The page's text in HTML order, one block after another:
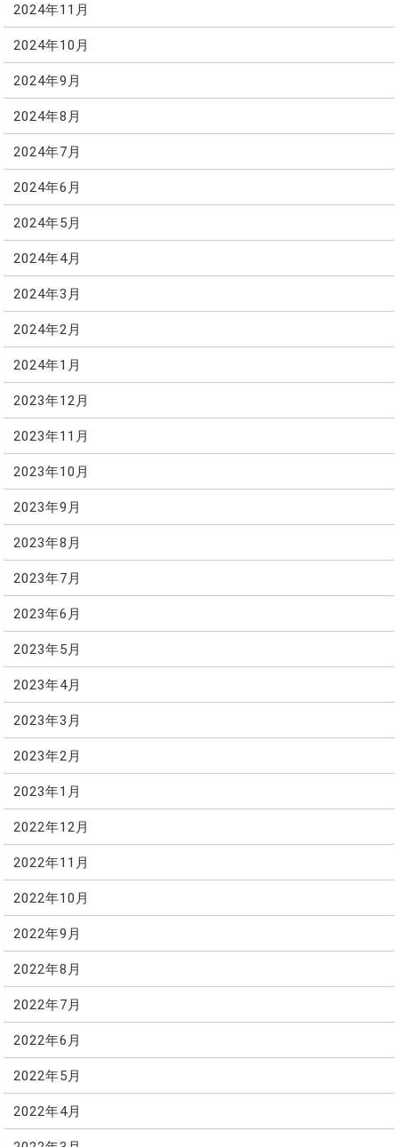
2024年11月
2024年10月
2024年9月
2024年8月
2024年7月
2024年6月
2024年5月
2024年4月
2024年3月
2024年2月
2024年1月
2023年12月
2023年11月
2023年10月
2023年9月
2023年8月
2023年7月
2023年6月
2023年5月
2023年4月
2023年3月
2023年2月
2023年1月
2022年12月
2022年11月
2022年10月
2022年9月
2022年8月
2022年7月
2022年6月
2022年5月
2022年4月